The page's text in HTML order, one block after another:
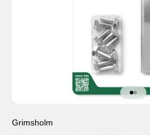
Gå
Gå
Grimsholm